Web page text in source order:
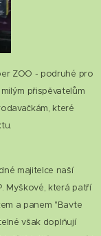
ZOO - podruhé pro
přispěvatelům
které
majitelce naší
Myškové, která patří
a panem "Bavte
však doplňují